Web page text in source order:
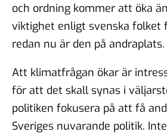
och ordning kommer att öka
viktighet enligt svenska folket
redan nu är den på andraplats.
Att klimatfrågan ökar är
för att det skall synas i
politiken fokusera på att få
Sveriges nuvarande politik.